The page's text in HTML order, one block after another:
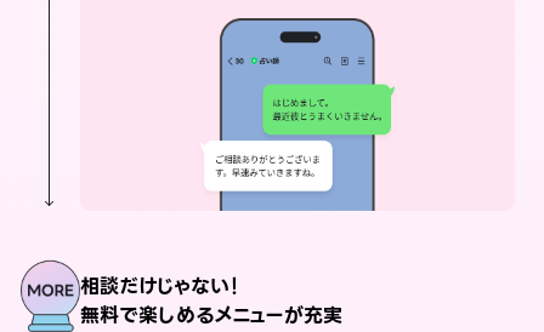
相談だけじゃない！
無料で楽しめるメニューが充実